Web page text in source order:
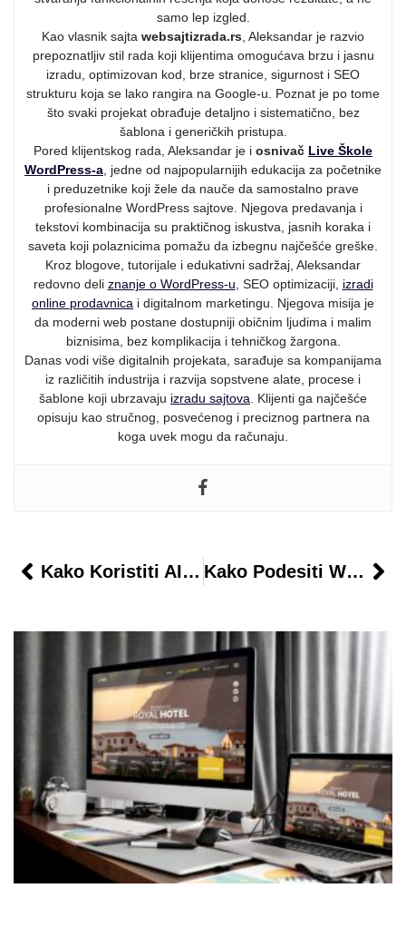
samo lep izgled.
Kao vlasnik sajta websajtizrada.rs , Aleksandar je razvio
prepoznatljiv stil rada koji klijentima omogućava brzu i jasnu
izradu, optimizovan kod, brze stranice, sigurnost i SEO
strukturu koja se lako rangira na Google-u. Poznat je po tome
što svaki projekat obrađuje detaljno i sistematično, bez
šablona i generičkih pristupa.
Pored klijentskog rada, Aleksandar je i osnivač Live Škole
WordPress-a , jedne od najpopularnijih edukacija za početnike
i preduzetnike koji žele da nauče da samostalno prave
profesionalne WordPress sajtove. Njegova predavanja i
tekstovi kombinacija su praktičnog iskustva, jasnih koraka i
saveta koji polaznicima pomažu da izbegnu najčešće greške.
Kroz blogove, tutorijale i edukativni sadržaj, Aleksandar
redovno deli znanje o WordPress-u , SEO optimizaciji, izradi
online prodavnica i digitalnom marketingu. Njegova misija je
da moderni web postane dostupniji običnim ljudima i malim
biznisima, bez komplikacija i tehničkog žargona.
Danas vodi više digitalnih projekata, sarađuje sa kompanijama
iz različitih industrija i razvija sopstvene alate, procese i
šablone koji ubrzavaju izradu sajtova . Klijenti ga najčešće
opisuju kao stručnog, posvećenog i preciznog partnera na
koga uvek mogu da računaju.
Kako Koristiti AI Da Poboljša Strukturu Blog Posta Kako Podesiti WordPress U Režimu Velike Posećenosti